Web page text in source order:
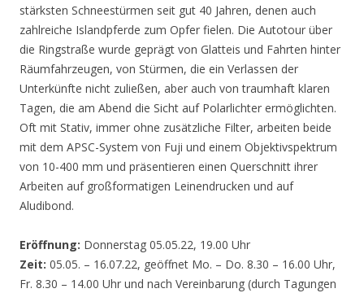
stärksten Schneestürmen seit gut 40 Jahren, denen auch
zahlreiche Islandpferde zum Opfer fielen. Die Autotour über
die Ringstraße wurde geprägt von Glatteis und Fahrten hinter
Räumfahrzeugen, von Stürmen, die ein Verlassen der
Unterkünfte nicht zuließen, aber auch von traumhaft klaren
Tagen, die am Abend die Sicht auf Polarlichter ermöglichten.
Oft mit Stativ, immer ohne zusätzliche Filter, arbeiten beide
mit dem APSC-System von Fuji und einem Objektivspektrum
von 10-400 mm und präsentieren einen Querschnitt ihrer
Arbeiten auf großformatigen Leinendrucken und auf
Aludibond.
Eröffnung: Donnerstag 05.05.22, 19.00 Uhr
Zeit: 05.05. – 16.07.22, geöffnet Mo. – Do. 8.30 – 16.00 Uhr,
Fr. 8.30 – 14.00 Uhr und nach Vereinbarung (durch Tagungen